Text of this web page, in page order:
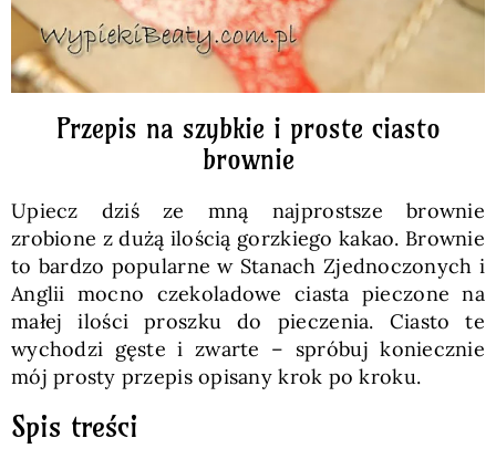
Przepis na szybkie i proste ciasto
brownie
Upiecz dziś ze mną najprostsze brownie
zrobione z dużą ilością gorzkiego kakao. Brownie
to bardzo popularne w Stanach Zjednoczonych i
Anglii mocno czekoladowe ciasta pieczone na
małej ilości proszku do pieczenia. Ciasto te
wychodzi gęste i zwarte – spróbuj koniecznie
mój prosty przepis opisany krok po kroku.
Spis treści